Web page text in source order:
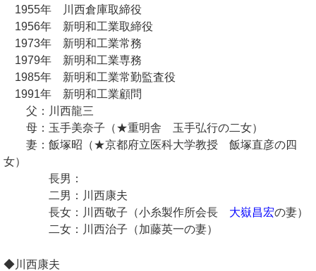
1955年 川西倉庫取締役
1956年 新明和工業取締役
1973年 新明和工業常務
1979年 新明和工業専務
1985年 新明和工業常勤監査役
1991年 新明和工業顧問
父：川西龍三
母：玉手美奈子（★重明舎 玉手弘行の二女）
妻：飯塚昭（★京都府立医科大学教授 飯塚直彦の四
女）
長男：
二男：川西康夫
長女：川西敬子（小糸製作所会長 大嶽昌宏の妻）
二女：川西治子（加藤英一の妻）
◆川西康夫